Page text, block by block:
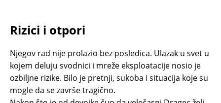
Rizici i otpori
Njegov rad nije prolazio bez posledica. Ulazak u svet u
kojem deluju svodnici i mreže eksploatacije nosio je
ozbiljne rizike. Bilo je pretnji, sukoba i situacija koje su
mogle da se završe tragično.